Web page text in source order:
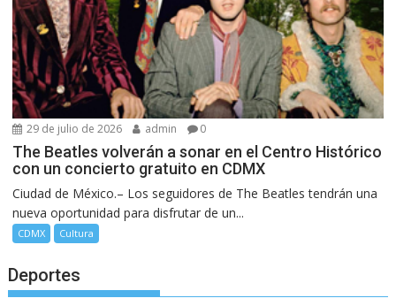
29 de julio de 2026 admin 0
The Beatles volverán a sonar en el Centro Histórico
con un concierto gratuito en CDMX
Ciudad de México.– Los seguidores de The Beatles tendrán una
nueva oportunidad para disfrutar de un...
CDMX Cultura
Deportes